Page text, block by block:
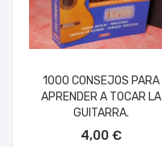
1000 CONSEJOS PARA
APRENDER A TOCAR LA
GUITARRA.
4,00 €